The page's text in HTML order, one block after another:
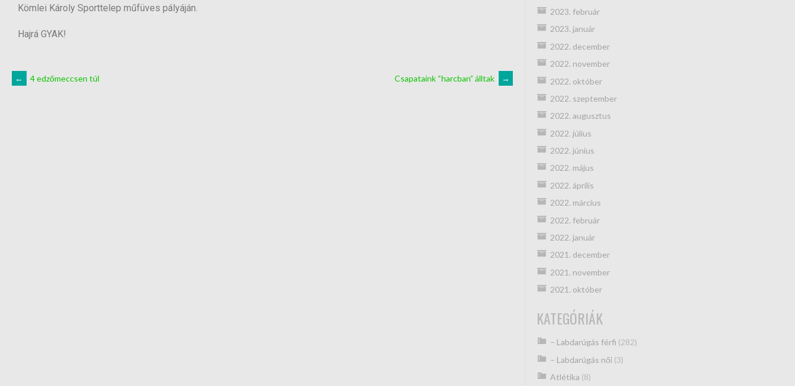
Kömlei Károly Sporttelep műfüves pályáján.
Hajrá GYAK!
← 4 edzőmeccsen túl Csapataink “harcban” álltak →
2023. február
2023. január
2022. december
2022. november
2022. október
2022. szeptember
2022. augusztus
2022. július
2022. június
2022. május
2022. április
2022. március
2022. február
2022. január
2021. december
2021. november
2021. október
KATEGÓRIÁK
– Labdarúgás férfi (282)
– Labdarúgás női(3)
Atlétika (8)